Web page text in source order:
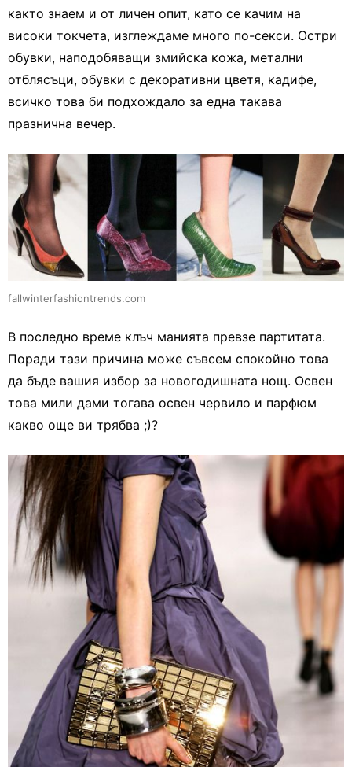
както знаем и от личен опит, като се качим на
високи токчета, изглеждаме много по-секси. Остри
обувки, наподобяващи змийска кожа, метални
отблясъци, обувки с декоративни цветя, кадифе,
всичко това би подхождало за една такава
празнична вечер.
fallwinterfashiontrends.com
В последно време клъч манията превзе партитата.
Поради тази причина може съвсем спокойно това
да бъде вашия избор за новогодишната нощ. Освен
това мили дами тогава освен червило и парфюм
какво още ви трябва ;)?